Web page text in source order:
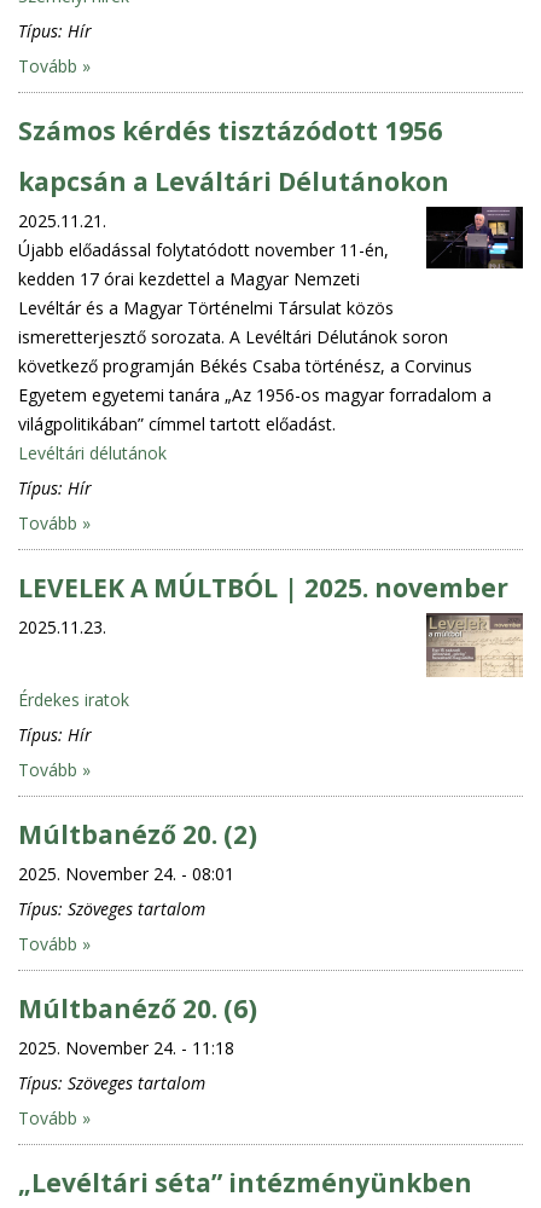
Típus: Hír
Tovább »
Számos kérdés tisztázódott 1956
kapcsán a Leváltári Délutánokon
2025.11.21.
Újabb előadással folytatódott november 11-én,
kedden 17 órai kezdettel a Magyar Nemzeti
Levéltár és a Magyar Történelmi Társulat közös
ismeretterjesztő sorozata. A Levéltári Délutánok soron
következő programján Békés Csaba történész, a Corvinus
Egyetem egyetemi tanára „Az 1956-os magyar forradalom a
világpolitikában” címmel tartott előadást.
Levéltári délutánok
Típus: Hír
Tovább »
LEVELEK A MÚLTBÓL | 2025. november
2025.11.23.
Érdekes iratok
Típus: Hír
Tovább »
Múltbanéző 20. (2)
2025. November 24. - 08:01
Típus: Szöveges tartalom
Tovább »
Múltbanéző 20. (6)
2025. November 24. - 11:18
Típus: Szöveges tartalom
Tovább »
„Levéltári séta” intézményünkben